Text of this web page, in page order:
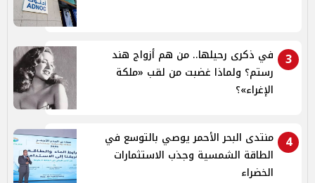
3
في ذكرى رحيلها.. من هم أزواج هند
رستم؟ ولماذا غضبت من لقب «ملكة
الإغراء»؟
4
منتدى البحر الأحمر يوصي بالتوسع في
الطاقة الشمسية وجذب الاستثمارات
الخضراء